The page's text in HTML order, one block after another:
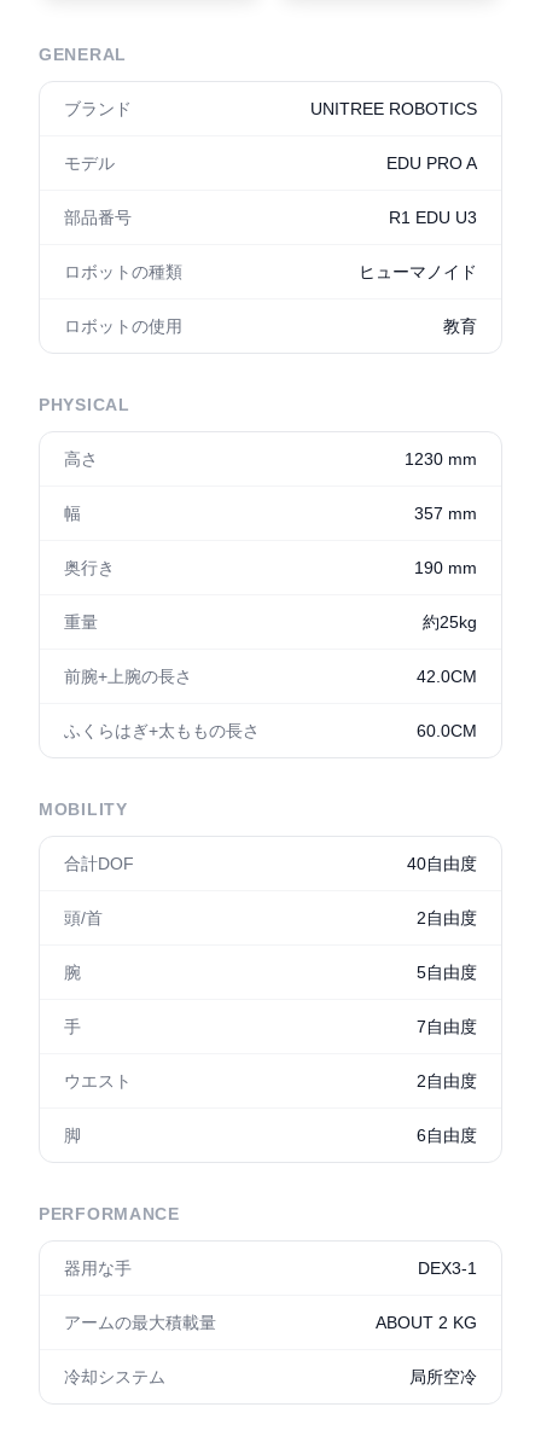
GENERAL
ブランド UNITREE ROBOTICS
モデル EDU PRO A
部品番号 R1 EDU U3
ロボットの種類 ヒューマノイド
ロボットの使用 教育
PHYSICAL
高さ 1230 mm
幅 357 mm
奥行き 190 mm
重量 約25kg
前腕+上腕の長さ 42.0CM
ふくらはぎ+太ももの長さ 60.0CM
MOBILITY
合計DOF 40自由度
頭/首 2自由度
腕 5自由度
手 7自由度
ウエスト 2自由度
脚 6自由度
PERFORMANCE
器用な手 DEX3-1
アームの最大積載量 ABOUT 2 KG
冷却システム 局所空冷